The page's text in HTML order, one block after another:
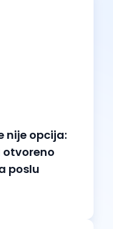
nije opcija:
otvoreno
poslu